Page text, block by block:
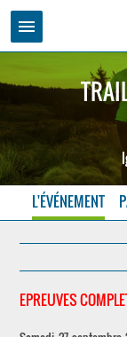
menu
L'ÉVÉNEMENT
EPREUVES